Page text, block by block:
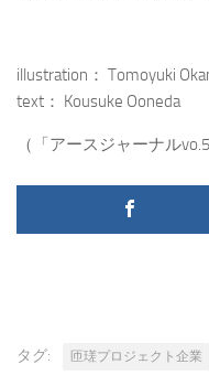
illustration： Tomoyuki
text： Kousuke Ooneda
（「アースジャーナル
タグ: 匝瑳プロジェクト企業